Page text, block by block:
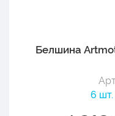
Белшина
6 шт.